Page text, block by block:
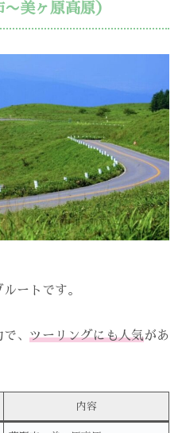
美ヶ原高原）
ートです。
、 ツーリングにも人気があ
内容